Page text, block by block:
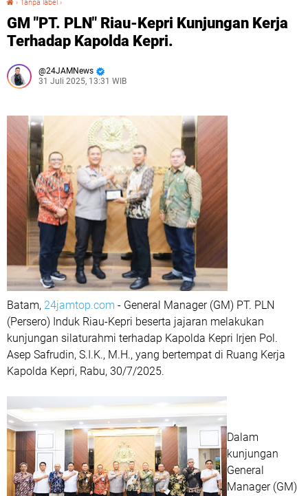
› Tanpa label ›
GM "PT. PLN" Riau-Kepri Kunjungan Kerja
Terhadap Kapolda Kepri.
24JAMNews
31 Juli 2025, 13:31 WIB
Batam, 24jamtop.com - General Manager (GM) PT. PLN
(Persero) Induk Riau-Kepri beserta jajaran melakukan
kunjungan silaturahmi terhadap Kapolda Kepri Irjen Pol.
Asep Safrudin, S.I.K., M.H., yang bertempat di Ruang Kerja
Kapolda Kepri, Rabu, 30/7/2025.
Dalam
kunjungan
General
Manager (GM)